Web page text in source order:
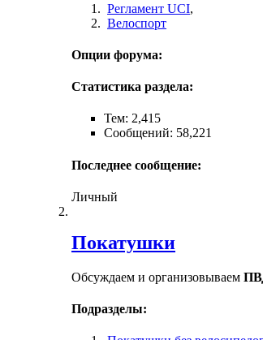
Регламент UCI,
Велоспорт
Опции форума:
Статистика раздела:
Тем: 2,415
Сообщений: 58,221
Последнее сообщение:
Личный
Покатушки
Обсуждаем и организовываем
Подразделы: